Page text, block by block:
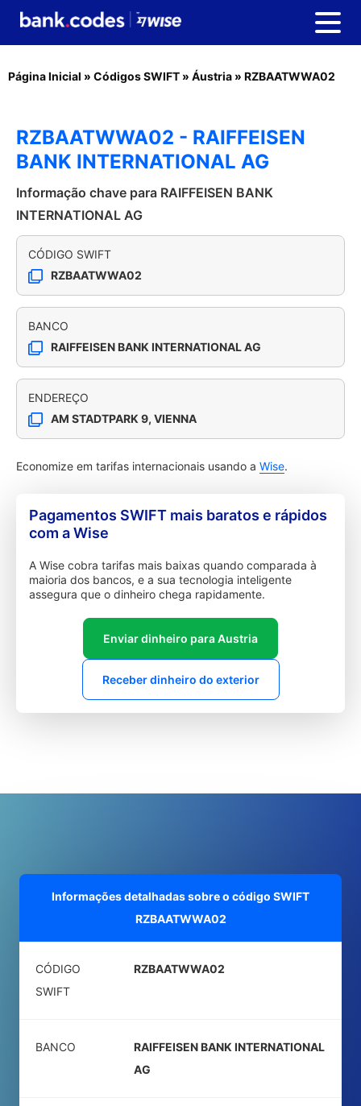
Página Inicial » Códigos SWIFT » Áustria » RZBAATWWA02
RZBAATWWA02 - RAIFFEISEN
BANK INTERNATIONAL AG
Informação chave para RAIFFEISEN BANK
INTERNATIONAL AG
CÓDIGO SWIFT
RZBAATWWA02
BANCO
RAIFFEISEN BANK INTERNATIONAL AG
ENDEREÇO
AM STADTPARK 9, VIENNA
Economize em tarifas internacionais usando a Wise.
Pagamentos SWIFT mais baratos e rápidos
com a Wise
A Wise cobra tarifas mais baixas quando comparada à
maioria dos bancos, e a sua tecnologia inteligente
assegura que o dinheiro chega rapidamente.
Enviar dinheiro para Austria
Receber dinheiro do exterior
Informações detalhadas sobre o código SWIFT
RZBAATWWA02
CÓDIGO
SWIFT
RZBAATWWA02
BANCO
RAIFFEISEN BANK INTERNATIONAL
AG